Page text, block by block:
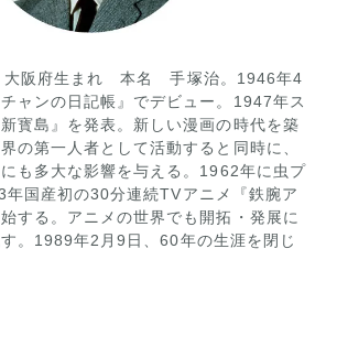
大阪府生まれ 本名 手塚治。1946年4
ャンの日記帳』でデビュー。1947年ス
寳島』を発表。新しい漫画の時代を築
の第一人者として活動すると同時に、
も多大な影響を与える。1962年に虫プ
年国産初の30分連続TVアニメ『鉄腕ア
する。アニメの世界でも開拓・発展に
。1989年2月9日、60年の生涯を閉じ